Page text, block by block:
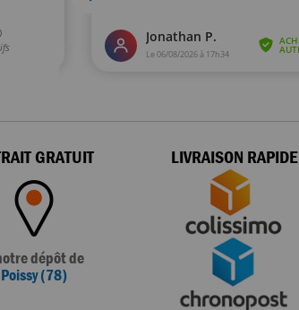
GRATUIT
dépôt de
Poissy (78)
LIVRAISON RAPIDE